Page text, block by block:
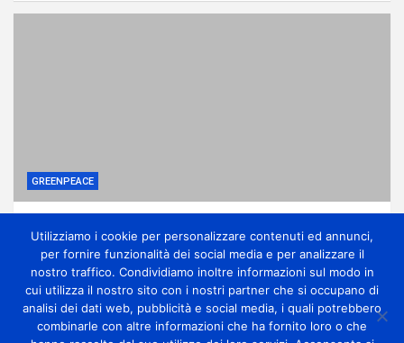
GREENPEACE
contro la crisi climatica
1 giorno ago miometeo
Utilizziamo i cookie per personalizzare contenuti ed annunci,
per fornire funzionalità dei social media e per analizzare il
nostro traffico. Condividiamo inoltre informazioni sul modo in
cui utilizza il nostro sito con i nostri partner che si occupano di
analisi dei dati web, pubblicità e social media, i quali potrebbero
combinarle con altre informazioni che ha fornito loro o che